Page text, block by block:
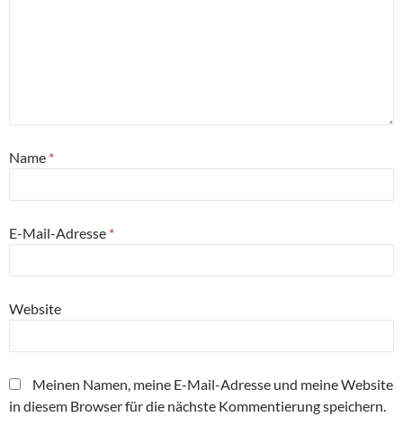
Name *
E-Mail-Adresse *
Website
Meinen Namen, meine E-Mail-Adresse und meine Website
in diesem Browser für die nächste Kommentierung speichern.